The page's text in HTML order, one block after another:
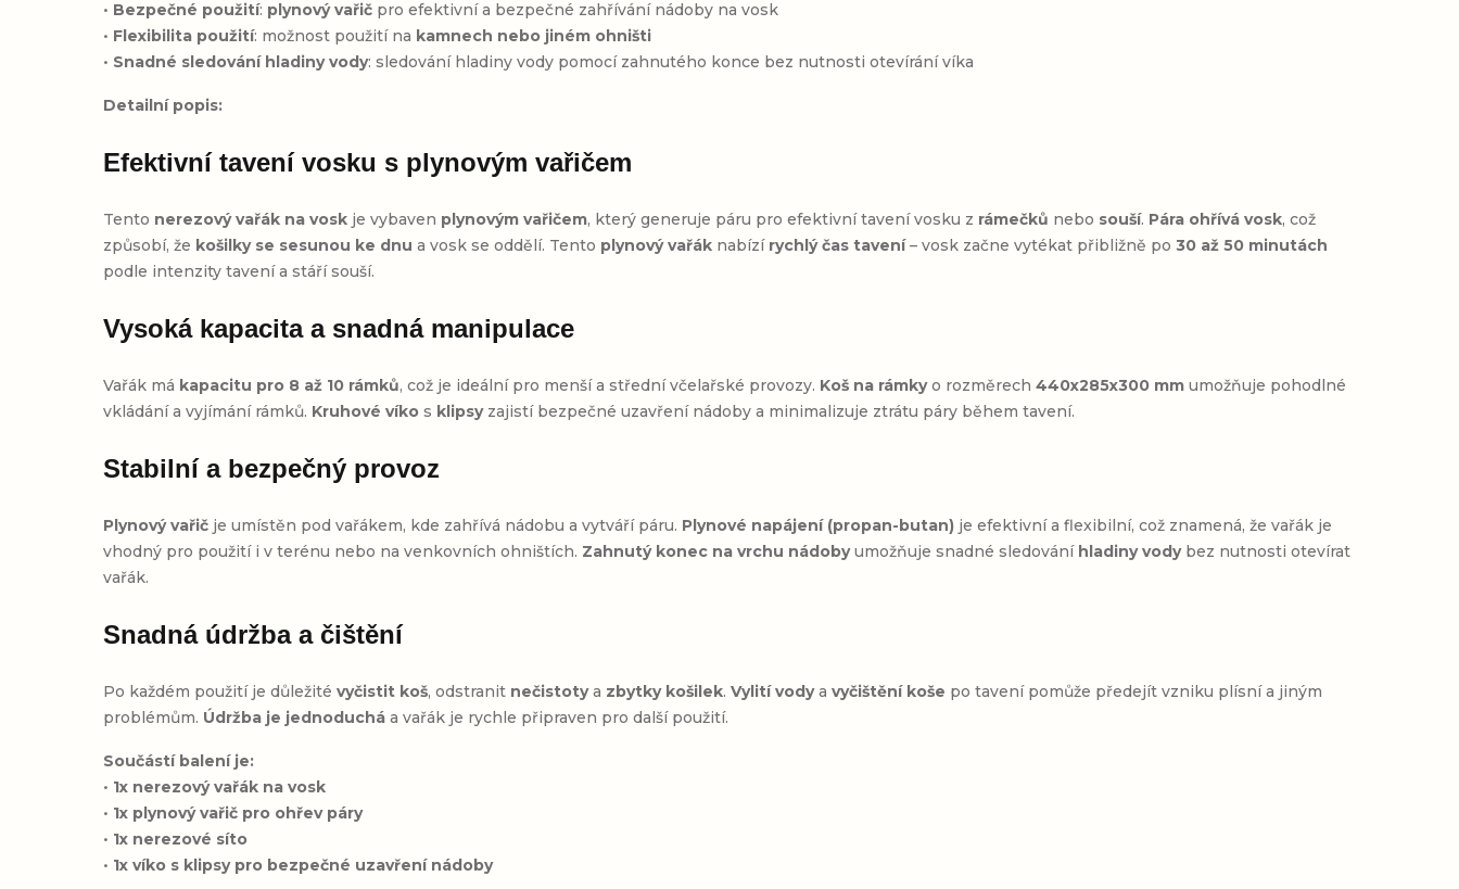
• Bezpečné použití: plynový vařič pro efektivní a bezpečné zahřívání nádoby na vosk
• Flexibilita použití: možnost použití na kamnech nebo jiném ohništi
• Snadné sledování hladiny vody: sledování hladiny vody pomocí zahnutého konce bez nutnosti otevírání víka
Detailní popis:
Efektivní tavení vosku s plynovým vařičem
Tento nerezový vařák na vosk je vybaven plynovým vařičem, který generuje páru pro efektivní tavení vosku z rámečků nebo souší. Pára ohřívá vosk, což
způsobí, že košilky se sesunou ke dnu a vosk se oddělí. Tento plynový vařák nabízí rychlý čas tavení– vosk začne vytékat přibližně po30 až 50 minutách
podle intenzity tavení a stáří souší.
Vysoká kapacita a snadná manipulace
Vařák má kapacitu pro 8 až 10 rámků, což je ideální pro menší a střední včelařské provozy. Koš na rámkyo rozměrech440x285x300 mm umožňuje pohodlné
vkládání a vyjímání rámků. Kruhové víko s klipsyzajistí bezpečné uzavření nádoby a minimalizuje ztrátu páry během tavení.
Stabilní a bezpečný provoz
Plynový vařič je umístěn pod vařákem, kde zahřívá nádobu a vytváří páru. Plynové napájení (propan-butan) je efektivní a flexibilní, což znamená, že vařák je
vhodný pro použití i v terénu nebo na venkovních ohništích. Zahnutý konec na vrchu nádobyumožňuje snadné sledování hladiny vodybez nutnosti otevírat
vařák.
Snadná údržba a čištění
Po každém použití je důležitévyčistit koš, odstranit nečistotya zbytky košilek.Vylití vodyavyčištění koše po tavení pomůže předejít vzniku plísní a jiným
problémům. Údržba je jednoduchá a vařák je rychle připraven pro další použití.
Součástí balení je:
• 1x nerezový vařák na vosk
• 1x plynový vařič pro ohřev páry
• 1x nerezové síto
• 1x víko s klipsy pro bezpečné uzavření nádoby